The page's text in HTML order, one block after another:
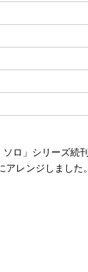
ロ」シリーズ続刊
アレンジしました